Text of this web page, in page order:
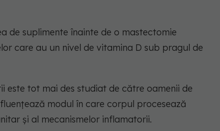
de suplimente înainte de o mastectomie
care au un nivel de vitamina D sub pragul de
este tot mai des studiat de către oamenii de
modul în care corpul procesează
și al mecanismelor inflamatorii.